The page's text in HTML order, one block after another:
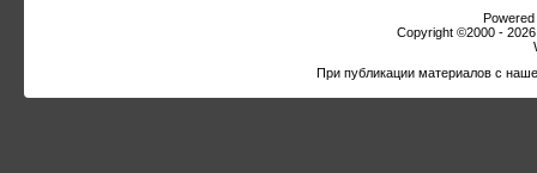
Copyright ©2000 -
При публикации материалов с